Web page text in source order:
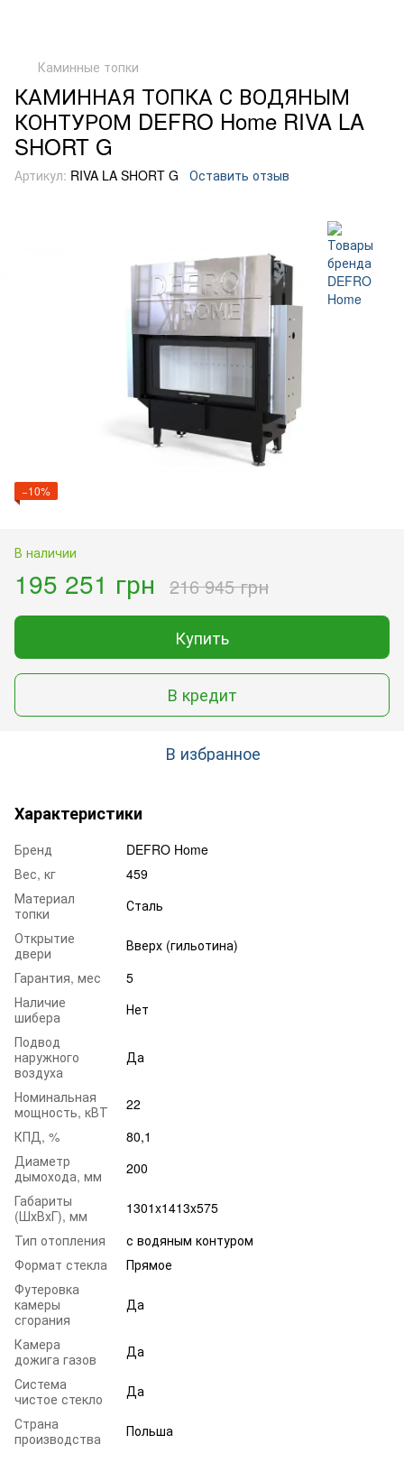
Каминные топки
КАМИННАЯ ТОПКА С ВОДЯНЫМ
КОНТУРОМ DEFRO Home RIVA LA
SHORT G
Артикул: RIVA LA SHORT G Оставить отзыв
−10%
В наличии
195 251 грн 216 945 грн
Купить
В кредит
В избранное
Характеристики
Бренд
DEFRO Home
Вес, кг
459
Материал
топки
Сталь
Открытие
двери
Вверх (гильотина)
Гарантия, мес
5
Наличие
шибера
Нет
Подвод
наружного
воздуха
Да
Номинальная
мощность, кВТ
22
КПД, %
80,1
Диаметр
дымохода, мм
200
Габариты
(ШхВхГ), мм
1301x1413x575
Тип отопления
с водяным контуром
Формат стекла
Прямое
Футеровка
камеры
сгорания
Да
Камера
дожига газов
Да
Система
чистое стекло
Да
Страна
производства
Польша